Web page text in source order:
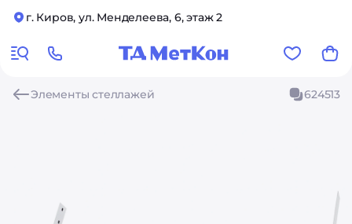
г. Киров, ул. Менделеева, 6, этаж 2
Элементы стеллажей 624513